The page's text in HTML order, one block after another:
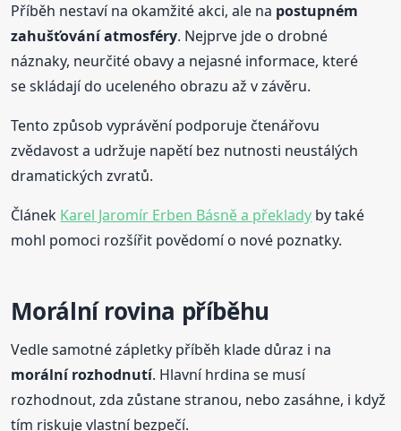
Příběh nestaví na okamžité akci, ale na postupném
zahušťování atmosféry. Nejprve jde o drobné
náznaky, neurčité obavy a nejasné informace, které
se skládají do uceleného obrazu až v závěru.
Tento způsob vyprávění podporuje čtenářovu
zvědavost a udržuje napětí bez nutnosti neustálých
dramatických zvratů.
Článek Karel Jaromír Erben Básně a překlady by také
mohl pomoci rozšířit povědomí o nové poznatky.
Morální rovina příběhu
Vedle samotné zápletky příběh klade důraz i na
morální rozhodnutí. Hlavní hrdina se musí
rozhodnout, zda zůstane stranou, nebo zasáhne, i když
tím riskuje vlastní bezpečí.